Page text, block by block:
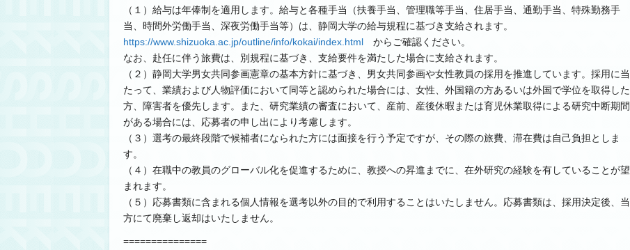
（１）給与は年俸制を適用します。給与と各種手当（扶養手当、管理職等手当、住居手当、通勤手当、特殊勤務手
当、時間外労働手当、深夜労働手当等）は、静岡大学の給与規程に基づき支給されます。
https://www.shizuoka.ac.jp/outline/info/kokai/index.html からご確認ください。
なお、赴任に伴う旅費は、別規程に基づき、支給要件を満たした場合に支給されます。
（２）静岡大学男女共同参画憲章の基本方針に基づき、男女共同参画や女性教員の採用を推進しています。採用に当
たって、業績および人物評価において同等と認められた場合には、女性、外国籍の方あるいは外国で学位を取得した
方、障害者を優先します。また、研究業績の審査において、産前、産後休暇または育児休業取得による研究中断期間
がある場合には、応募者の申し出により考慮します。
（３）選考の最終段階で候補者になられた方には面接を行う予定ですが、その際の旅費、滞在費は自己負担としま
す。
（４）在職中の教員のグローバル化を促進するために、教授への昇進までに、在外研究の経験を有していることが望
まれます。
（５）応募書類に含まれる個人情報を選考以外の目的で利用することはいたしません。応募書類は、採用決定後、当
方にて廃棄し返却はいたしません。
===============